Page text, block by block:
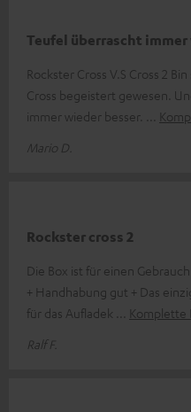
Teufel überrascht
Rockster Cross V.S Cross 2
Cross begeistert gewesen.
immer wieder besser.
Mario D.
Rockster cross 2
Die Box ist für einen
+ Handhabung gut + Das
für das Aufladek
Komplette
Ralf F.